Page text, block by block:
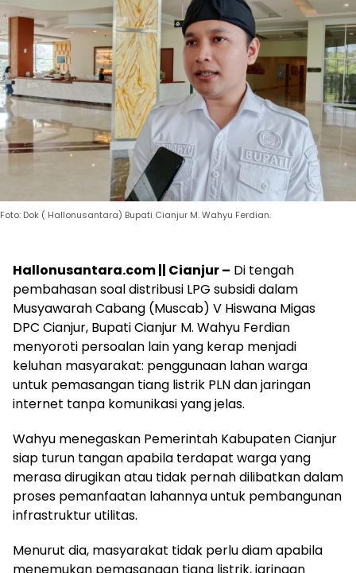
Foto: Dok ( Hallonusantara) Bupati Cianjur M. Wahyu Ferdian.
Hallonusantara.com || Cianjur – Di tengah
pembahasan soal distribusi LPG subsidi dalam
Musyawarah Cabang (Muscab) V Hiswana Migas
DPC Cianjur, Bupati Cianjur M. Wahyu Ferdian
menyoroti persoalan lain yang kerap menjadi
keluhan masyarakat: penggunaan lahan warga
untuk pemasangan tiang listrik PLN dan jaringan
internet tanpa komunikasi yang jelas.
Wahyu menegaskan Pemerintah Kabupaten Cianjur
siap turun tangan apabila terdapat warga yang
merasa dirugikan atau tidak pernah dilibatkan dalam
proses pemanfaatan lahannya untuk pembangunan
infrastruktur utilitas.
Menurut dia, masyarakat tidak perlu diam apabila
menemukan pemasangan tiang listrik, jaringan